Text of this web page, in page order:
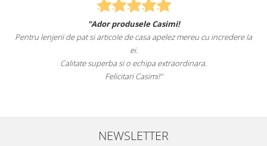
"Ador produsele Casimi!
Pentru lenjerii de pat si articole de casa apelez mereu cu incredere la
ei.
Calitate superba si o echipa extraordinara.
Felicitari Casimi!"
NEWSLETTER